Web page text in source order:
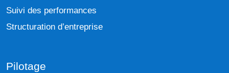
Suivi des performances
Structuration d’entreprise
Pilotage